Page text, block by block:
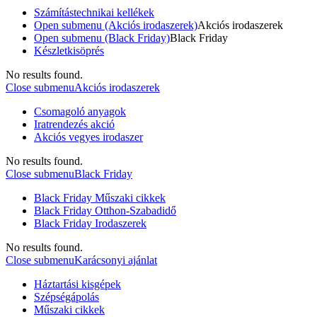
Számítástechnikai kellékek
Open submenu (Akciós irodaszerek)Akciós irodaszerek
Open submenu (Black Friday)Black Friday
Készletkisöprés
No results found.
Close submenuAkciós irodaszerek
Csomagoló anyagok
Iratrendezés akció
Akciós vegyes irodaszer
No results found.
Close submenuBlack Friday
Black Friday Műszaki cikkek
Black Friday Otthon-Szabadidő
Black Friday Irodaszerek
No results found.
Close submenuKarácsonyi ajánlat
Háztartási kisgépek
Szépségápolás
Műszaki cikkek